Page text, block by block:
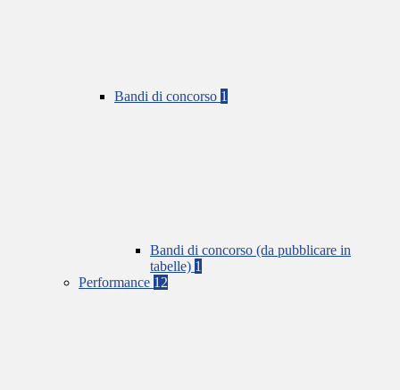
Bandi di concorso 1
Bandi di concorso (da pubblicare in
tabelle) 1
Performance 12